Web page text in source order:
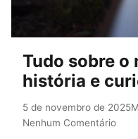
Tudo sobre o
história e
5 de novembro de 2025
Nenhum Comentário